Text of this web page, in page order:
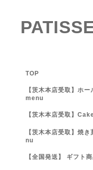
TOP
【茨木本店受取】ホー
menu
【茨木本店受取】
【茨木本店受取】焼
nu
【全国発送】 ギフト